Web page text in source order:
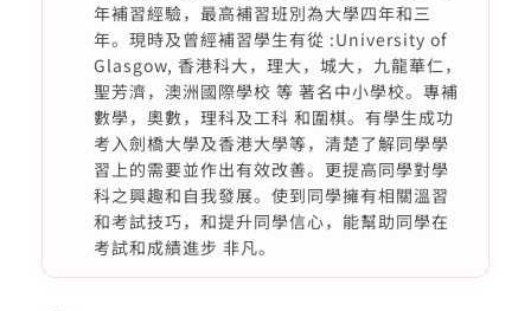
年補習經驗，最高補習班別為大學四年和三
年。現時及曾經補習學生有從 :University of
Glasgow, 香港科大，理大，城大，九龍華仁，
聖芳濟，澳洲國際學校 等 著名中小學校。專補
數學，奧數，理科及工科 和圍棋。有學生成功
考入劍橋大學及香港大學等，清楚了解同學學
習上的需要並作出有效改善。更提高同學對學
科之興趣和自我發展。使到同學擁有相關溫習
和考試技巧，和提升同學信心，能幫助同學在
考試和成績進步 非凡。